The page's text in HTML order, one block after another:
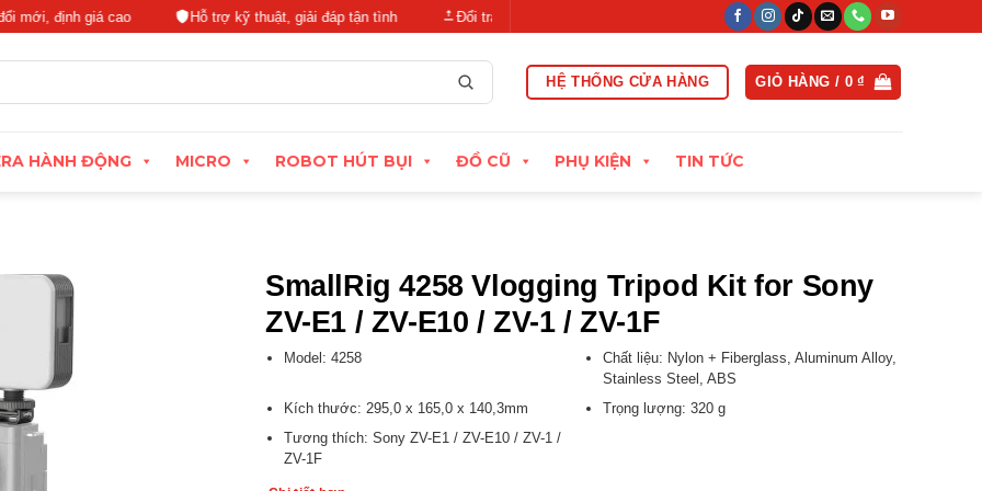
giá cao Hỗ trợ kỹ thuật, giải đáp tận tình Đổi trả linh hoạt trong vòng 15 ngày đầu Xuất hóa đơn VAT đầy đủ
HỆ THỐNG CỬA HÀNG GIỎ HÀNG / 0₫
HÀNH ĐỘNG MICRO ROBOT HÚT BỤI ĐỒ CŨ PHỤ KIỆN TIN TỨC
SmallRig 4258 Vlogging Tripod Kit for Sony
ZV-E1 / ZV-E10 / ZV-1 / ZV-1F
Model: 4258
Chất liệu: Nylon + Fiberglass, Aluminum Alloy,
Stainless Steel, ABS
Kích thước: 295,0 x 165,0 x 140,3mm
Trọng lượng: 320 g
Tương thích: Sony ZV-E1 / ZV-E10 / ZV-1 /
ZV-1F